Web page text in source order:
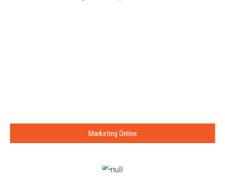
Marketing Online